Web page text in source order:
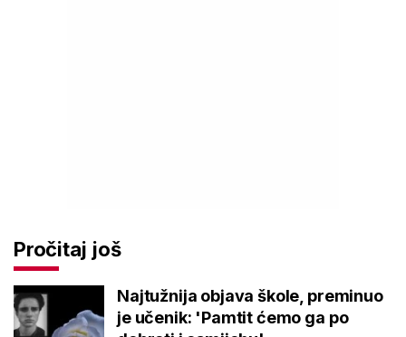
Pročitaj još
Najtužnija objava škole, preminuo
je učenik: 'Pamtit ćemo ga po